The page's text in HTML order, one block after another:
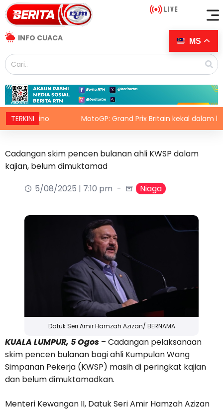
INFO CUACA
TERKINI MotoGP: Grand Prix Britain kekal dalam
Cadangan skim pencen bulanan ahli KWSP dalam
kajian, belum dimuktamad
5/08/2025 | 7:10 pm
Niaga
Datuk Seri Amir Hamzah Azizan/ BERNAMA
KUALA LUMPUR, 5 Ogos – Cadangan pelaksanaan
skim pencen bulanan bagi ahli Kumpulan Wang
Simpanan Pekerja (KWSP) masih di peringkat kajian
dan belum dimuktamadkan.
Menteri Kewangan II, Datuk Seri Amir Hamzah Azizan
MS